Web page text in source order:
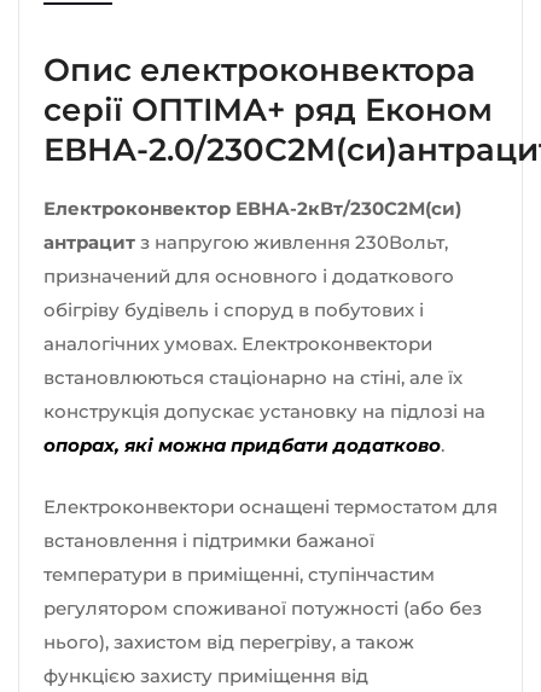
Опис електроконвектора
серії ОПТІМА+ ряд Економ
ЕВНА-2.0/
Електроконвектор ЕВНА-2кВт/230С2М(си)
антрацит з напругою живлення 230Вольт,
призначений для основного і додаткового
обігріву будівель і споруд в побутових і
аналогічних умовах. Електроконвектори
встановлюються стаціонарно на стіні, але їх
конструкція допускає установку на підлозі на
опорах, які можна придбати додатково.
Електроконвектори оснащені термостатом для
встановлення і підтримки бажаної
температури в приміщенні, ступінчастим
регулятором споживаної потужності (або без
нього), захистом від перегріву, а також
функцією захисту приміщення від